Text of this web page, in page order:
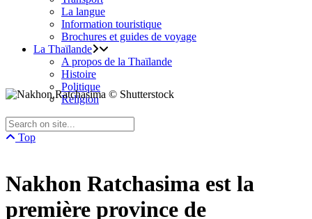
La langue
Information touristique
Brochures et guides de voyage
La Thaïlande
A propos de la Thaïlande
Histoire
Politique
Religion
Top
Nakhon Ratchasima est la
première province de